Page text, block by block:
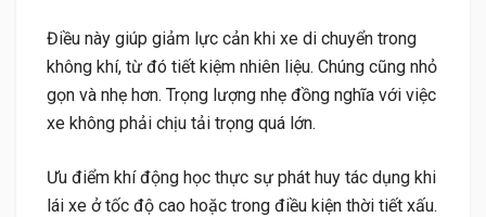
Điều này giúp giảm lực cản khi xe di chuyển trong
không khí, từ đó tiết kiệm nhiên liệu. Chúng cũng nhỏ
gọn và nhẹ hơn. Trọng lượng nhẹ đồng nghĩa với việc
xe không phải chịu tải trọng quá lớn.
Ưu điểm khí động học thực sự phát huy tác dụng khi
lái xe ở tốc độ cao hoặc trong điều kiện thời tiết xấu.